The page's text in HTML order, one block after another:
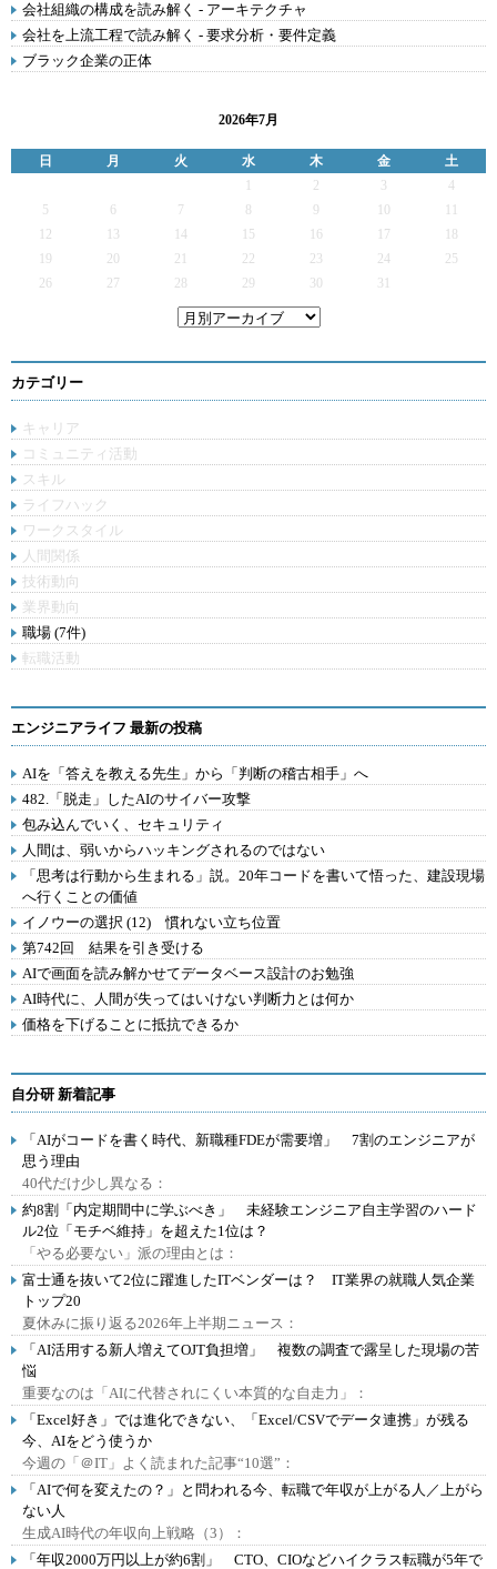
会社組織の構成を読み解く - アーキテクチャ
会社を上流工程で読み解く - 要求分析・要件定義
ブラック企業の正体
2026年7月
日 月 火 水 木 金
土
2 3
4
5
6 7 9
12
13 14 15 16 17
19
20 21 22 23 24
25
26
27 28 29 30 31
カテゴリー
キャリア
コミュニティ活動
スキル
ライフハック
ワークスタイル
人間関係
技術動向
業界動向
職場 (7件)
転職活動
エンジニアライフ 最新の投稿
AIを「答えを教える先生」から「判断の稽古相手」へ
482.「脱走」したAIのサイバー攻撃
包み込んでいく、セキュリティ
人間は、弱いからハッキングされるのではない
「思考は行動から生まれる」説。20年コードを書いて悟った、建設現場
へ行くことの価値
イノウーの選択 (12) 慣れない立ち位置
第742回 結果を引き受ける
AIで画面を読み解かせてデータベース設計のお勉強
AI時代に、人間が失ってはいけない判断力とは何か
価格を下げることに抵抗できるか
自分研 新着記事
「AIがコードを書く時代、新職種FDEが需要増」 7割のエンジニアが
思う理由
40代だけ少し異なる：
約8割「内定期間中に学ぶべき」 未経験エンジニア自主学習のハード
ル2位「モチベ維持」を超えた1位は？
「やる必要ない」派の理由とは：
富士通を抜いて2位に躍進したITベンダーは？ IT業界の就職人気企業
トップ20
夏休みに振り返る2026年上半期ニュース：
「AI活用する新人増えてOJT負担増」 複数の調査で露呈した現場の苦
悩
重要なのは「AIに代替されにくい本質的な自走力」：
「Excel好き」では進化できない、「Excel/CSVでデータ連携」が残る
今、AIをどう使うか
今週の「＠IT」よく読まれた記事“10選”：
「AIで何を変えたの？」と問われる今、転職で年収が上がる人／上がら
ない人
生成AI時代の年収向上戦略（3）：
「年収2000万円以上が約6割」 CTO、CIOなどハイクラス転職が5年で